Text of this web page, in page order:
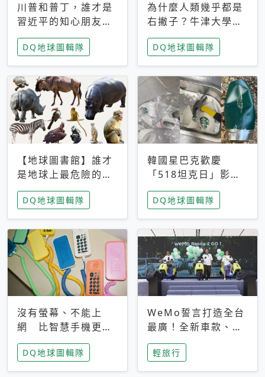
川普和普丁，誰才是
習近平的知心朋友？
專家：外交話語權掌
握在北京手中
DQ地球圖輯隊
為什麼人類幾乎都是
右撇子？牛津大學：
直立行走、腦容量擴
張成演化關鍵
DQ地球圖輯隊
【地球圖書館】誰才
是地球上最危險的動
物？人類喜好決定哪
些動物「揹黑鍋」
DQ地球圖輯隊
韓國星巴克歡慶
「518坦克日」影射
光州民主化運動 民
眾：別在歷史傷口上
做生意
DQ地球圖輯隊
沒有螢幕、不能上
網 比智慧手機更讓
家長安心，美國孩童
瘋迷復古「有線電
話」
DQ地球圖輯隊
WeMo誓言打造全台
最廣！全新車款、獨
特香氛，共享科技迎
來新世代
輕旅行